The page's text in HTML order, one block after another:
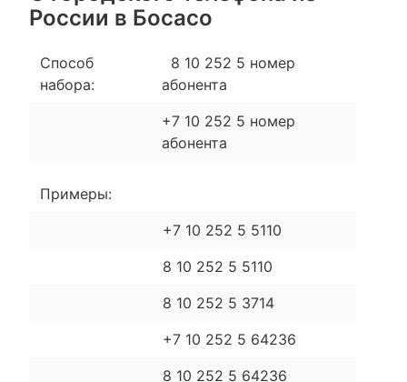
России в Босасо
Способ
набора:
8 10 252 5 номер
абонента
+7 10 252 5 номер
абонента
Примеры:
+7 10 252 5 5110
8 10 252 5 5110
8 10 252 5 3714
+7 10 252 5 64236
8 10 252 5 64236